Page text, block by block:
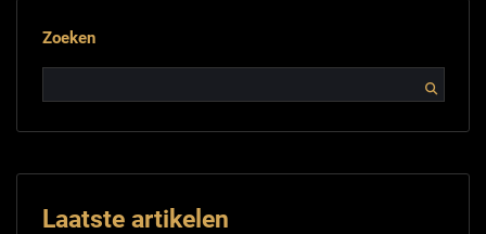
Zoeken
Laatste artikelen